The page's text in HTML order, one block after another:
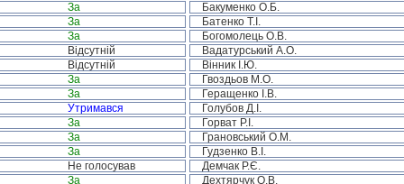
За Бакуменко О.Б.
За Батенко Т.І.
За Богомолець О.В.
Відсутній Вадатурський А.О.
Відсутній Вінник І.Ю.
За Гвоздьов М.О.
За Геращенко І.В.
Утримався Голубов Д.І.
За Горват Р.І.
За Грановський О.М.
За Гудзенко В.І.
Не голосував Демчак Р.Є.
За Дехтярчук О.В.